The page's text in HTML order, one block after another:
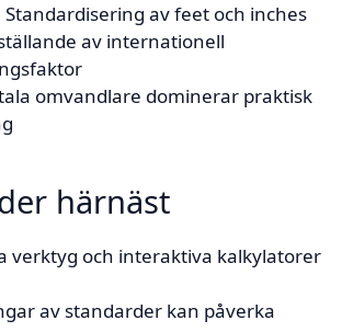
av feet och inches
av internationell
omvandlare dominerar praktisk
härnäst
verktyg och interaktiva kalkylatorer
av standarder kan påverka